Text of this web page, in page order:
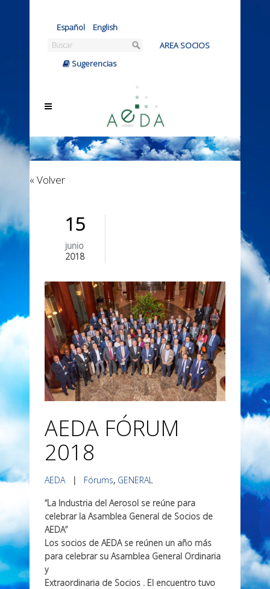
Español
English
AREA SOCIOS
Sugerencias
« Volver
15
junio
2018
AEDA FÓRUM
2018
AEDA | Fórums, GENERAL
“La Industria del Aerosol se reúne para
celebrar la Asamblea General de Socios de
AEDA”
Los socios de AEDA se reúnen un año más
para celebrar su Asamblea General Ordinaria
y
Extraordinaria de Socios . El encuentro tuvo